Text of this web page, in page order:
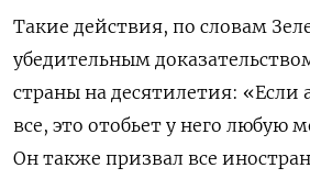
Такие действия, по словам
убедительным
страны на десятилетия: «Если
все, это отобьет у него любую
Он также призвал все